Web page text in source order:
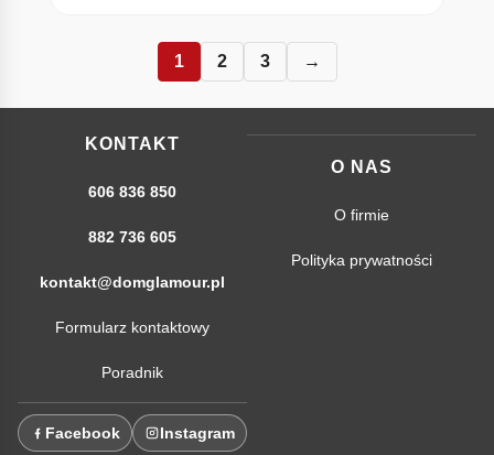
1 2 3 →
KONTAKT
606 836 850
882 736 605
kontakt@domglamour.pl
Formularz kontaktowy
Poradnik
Facebook Instagram
O NAS
O firmie
Polityka prywatności